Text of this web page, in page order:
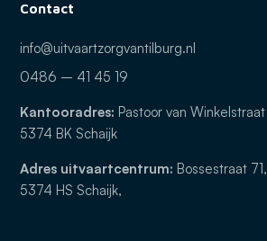
Contact
info@uitvaartzorgvantilburg.nl
0486 – 41 45 19
Kantooradres: Pastoor van
5374 BK Schaijk
Adres uitvaartcentrum: Bossestraat 71,
5374 HS Schaijk,